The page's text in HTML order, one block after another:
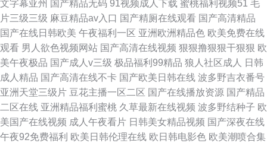
文字幕亚州 国产精品无码 91视频成人下载 蜜桃福利视频51 毛
片三级三级 麻豆精品av入口 国产精厕在线观看 国产高清精品
国产在线日韩欧美 午夜福利一区 亚洲欧洲精品色 欧美免费在线
观看 男人欲色视频网站 国产高清在线视频 狠狠撸狠狠干狠狠 欧
美午夜极品 国产成人v三级 极品福利99精品 狼人社区成人
日韩
成人精品 国产高清在线不卡 国产欧美日韩在线 波多野吉衣番号
亚洲天堂三级片 豆花主播一区二区 国产在线播放资源 国产精品
二区在线 亚洲精品福利蜜桃 久草最新在线视频 波多野结种子 欧
美国产在线视频 成人午夜看片 日韩美女精品视频 国产深夜在线
午夜92免费福利 欧美日韩伦理在线 欧日韩电影色 欧美潮喷合集